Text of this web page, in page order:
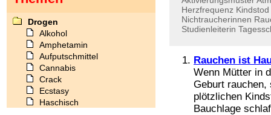
Herzfrequenz Kindstod
Nichtraucherinnen
Studienleiterin
Rauchen ist
Wenn Mütter in
Geburt rauchen,
plötzlichen
Bauchlage
Drogen
Alkohol
Amphetamin
Aufputschmittel
Cannabis
Crack
Ecstasy
Haschisch